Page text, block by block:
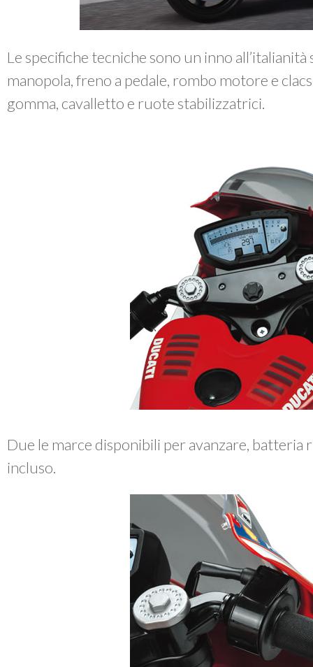
Le specifiche tecniche sono un inno
manopola, freno a pedale, rombo motore e
gomma, cavalletto e ruote stabilizzatrici.
Due le marce disponibili per avanzare,
incluso.